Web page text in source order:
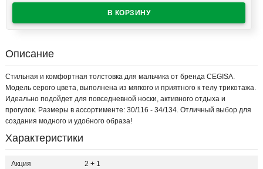
Описание
Стильная и комфортная толстовка для мальчика от бренда CEGISA.
Модель серого цвета, выполнена из мягкого и приятного к телу трикотажа.
Идеально подойдет для повседневной носки, активного отдыха и
прогулок. Размеры в ассортименте: 30/116 - 34/134. Отличный выбор для
создания модного и удобного образа!
Характеристики
Акция 2 + 1